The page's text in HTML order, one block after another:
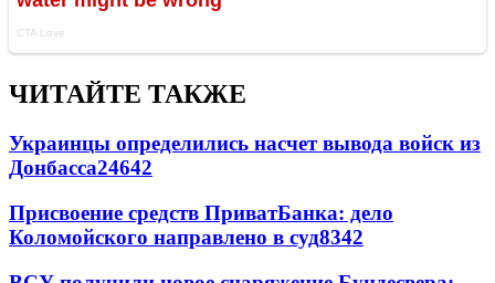
ЧИТАЙТЕ ТАКЖЕ
Украинцы определились насчет вывода войск из
Донбасса24642
Присвоение средств ПриватБанка: дело
Коломойского направлено в суд8342